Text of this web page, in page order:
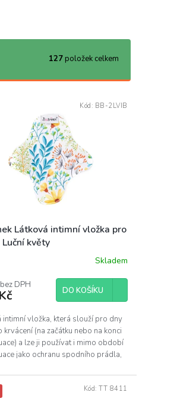
127 položek celkem
Látková intimní vložka pro
květy
Skladem
DPH
DO KOŠÍKU
intimní vložka, která slouží pro dny
krvácení (na začátku nebo na konci
a lze ji používat i mimo období
jako ochranu spodního prádla,
Kód: BB-2LVIB
Kód:TT 8411